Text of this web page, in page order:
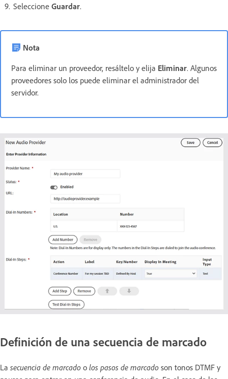
Seleccione Guardar.
Nota
Para eliminar un proveedor, resáltelo y elija Eliminar. Algunos
proveedores solo los puede eliminar el administrador del
servidor.
Definición de una secuencia de marcado
La secuencia de marcado o los pasos de marcado son tonos DTMF y